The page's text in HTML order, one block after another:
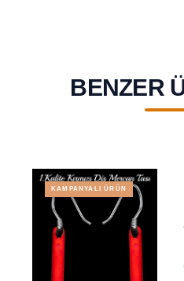
BENZER
KAMPANYALI ÜRÜN